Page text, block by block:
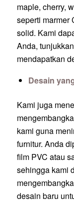
maple, cherry,
seperti marmer
solid. Kami
Anda,
mendapatkan
Desain
Kami juga
kami guna
furnitur. Anda
film PVC atau
sehingga kami
desain baru